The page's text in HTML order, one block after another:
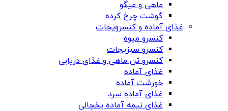
ماهی و میگو
گوشت چرخ کرده
غذای آماده و کنسرویجات
کنسرو میوه
کنسرو سبزیجات
کنسرو تن ماهی و غذای دریایی
غذای آماده
خورشت آماده
غذای آماده سرد
غذای نیمه آماده یخچالی